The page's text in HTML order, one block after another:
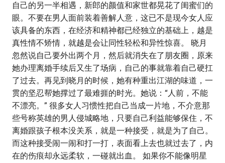
自己的另一半相遇，新郎的颜值和家世都晃花了闺蜜们的
眼。不要在男人面前装着善解人意，这已不是现今女人应
该具备的东西，在经济和精神都已经独立的基础上，越是
真性情不矫情，就越是会让同性轻松和异性惊喜。 晓月
忽然说自己要外出两个月，然后就消失在了朋友圈，原来
她办理离婚手续后又生了场病，自己的事就靠着自己硬扛
了过去。再见到晓月的时候，她有种重出江湖的味道，一
贯的坚忍帮她撑过了最难捱的时光。她说：“人前，不能
不漂亮。” 很多女人习惯性把自己当成一片地，不介意那
些号称英雄的男人侵城略地，只要自己利益能够保住，不
离婚跟孩子根本没关系，就是一种接受，就是为了自己。
而这种接受闹一闹和打一打，表面看上去也就过去了，内
在的伤痕却永远柔软，一碰就出血。 如果你不能像明星